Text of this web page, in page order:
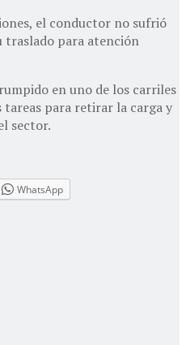
el conductor no sufrió
traslado para atención
en uno de los carriles
para retirar la carga y
sector.
WhatsApp